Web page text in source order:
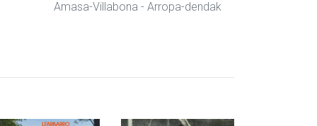
Amasa-Villabona - Arropa-dendak